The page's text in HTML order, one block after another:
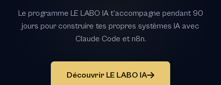
Le programme LE LABO IA t'accompagne pendant 90
jours pour construire tes propres systèmes IA avec
Claude Code et n8n.
Découvrir LE LABO IA